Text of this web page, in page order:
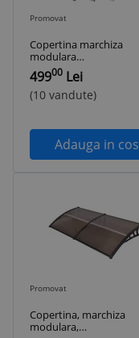
Promovat
Copertina marchiza
modulara
240x100cm Negru
Maro Gri
Policarbonat clar
fumuriu
49900 Lei
(10 vandute)
Adauga in cos
Promovat
Copertina, marchiza
modulara,